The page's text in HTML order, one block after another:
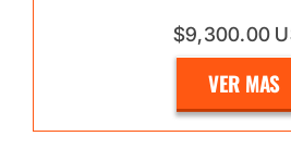
$9,300.00
VER MAS